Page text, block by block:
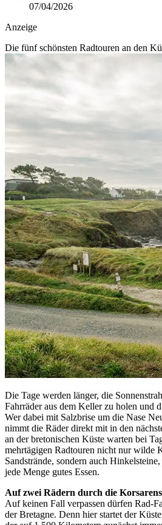
07/04/2026
Anzeige
Die fünf schönsten Radtouren an den
Die Tage werden länger, die
Fahrräder aus dem Keller zu holen und
Wer dabei mit Salzbrise um die Nase
nimmt die Räder direkt mit in den
an der bretonischen Küste warten bei
mehrtägigen Radtouren nicht nur wilde
Sandstrände, sondern auch
jede Menge gutes Essen.
Auf zwei Rädern durch die
Auf keinen Fall verpassen dürfen Rad-
der Bretagne. Denn hier startet der